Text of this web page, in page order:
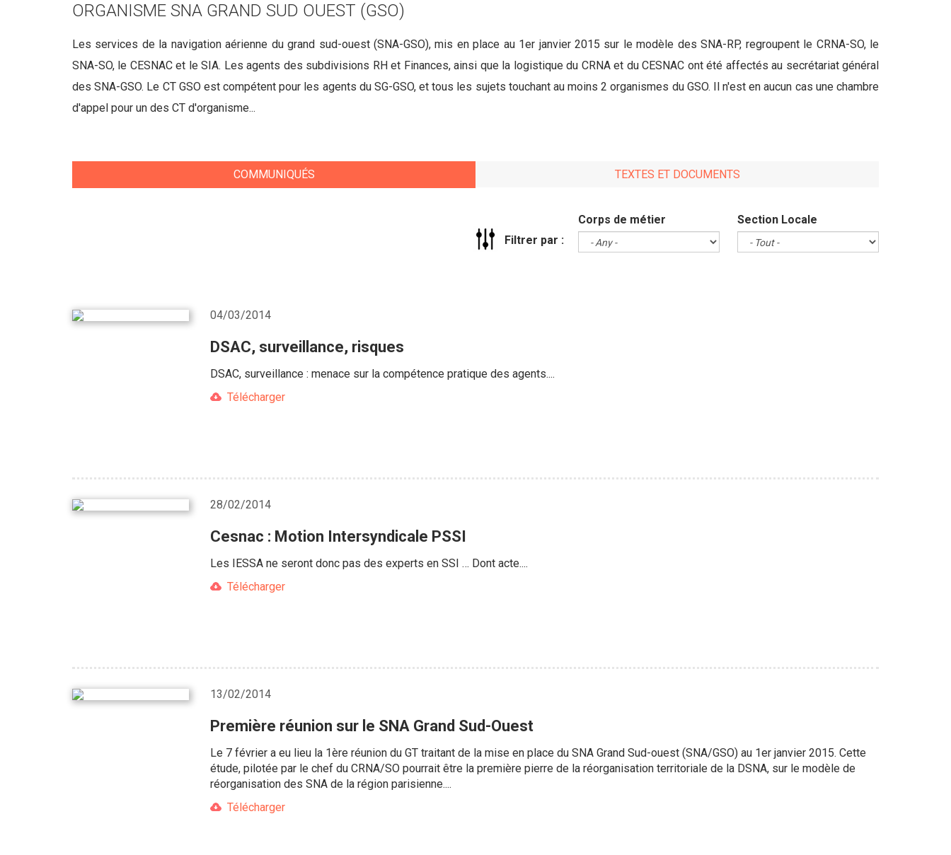
ORGANISME SNA GRAND SUD OUEST (GSO)
Les services de la navigation aérienne du grand sud-ouest (SNA-GSO), mis en place au 1er janvier 2015 sur le modèle des SNA-RP, regroupent le CRNA-SO, le
SNA-SO, le CESNAC et le SIA. Les agents des subdivisions RH et Finances, ainsi que la logistique du CRNA et du CESNAC ont été affectés au secrétariat général
des SNA-GSO. Le CT GSO est compétent pour les agents du SG-GSO, et tous les sujets touchant au moins 2 organismes du GSO. Il n'est en aucun cas une chambre
d'appel pour un des CT d'organisme...
COMMUNIQUÉS TEXTES ET DOCUMENTS
Filtrer par :
Corps de métier Section Locale
04/03/2014
DSAC, surveillance, risques
DSAC, surveillance : menace sur la compétence pratique des agents....
Télécharger
28/02/2014
Cesnac : Motion Intersyndicale PSSI
Les IESSA ne seront donc pas des experts en SSI … Dont acte....
Télécharger
13/02/2014
Première réunion sur le SNA Grand Sud-Ouest
Le 7 février a eu lieu la 1ère réunion du GT traitant de la mise en place du SNA Grand Sud-ouest (SNA/GSO) au 1er janvier 2015. Cette
étude, pilotée par le chef du CRNA/SO pourrait être la première pierre de la réorganisation territoriale de la DSNA, sur le modèle de
réorganisation des SNA de la région parisienne....
Télécharger